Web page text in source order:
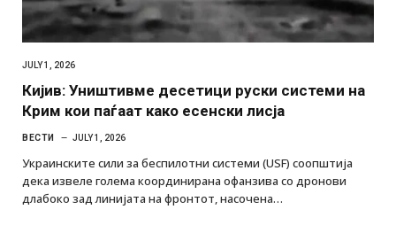
JULY 1, 2026
Кијив: Уништивме десетици руски системи на
Крим кои паѓаат како есенски лисја
ВЕСТИ JULY 1, 2026
Украинските сили за беспилотни системи (USF) соопштија
дека извеле голема координирана офанзива со дронови
длабоко зад линијата на фронтот, насочена…